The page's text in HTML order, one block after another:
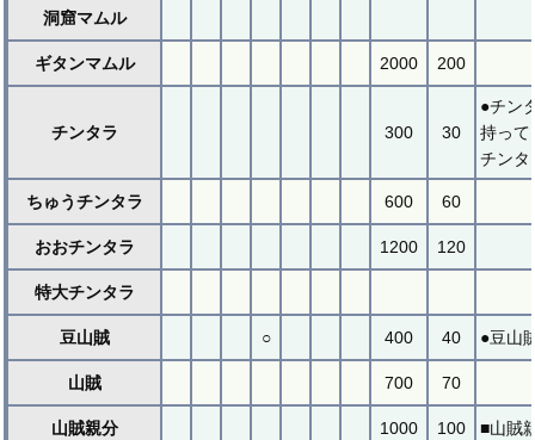
洞窟マムル
ギタンマムル 2000 200
チンタラ 300 30
●チン
持って
チンタ
ちゅうチンタラ 600 60
おおチンタラ 1200 120
特大チンタラ
豆山賊 ○ 400 40 ●豆山
山賊 700 70
山賊親分 1000 100 ■山賊